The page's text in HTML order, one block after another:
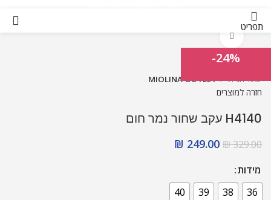
תפריט
-24%
לחץ להגדלה
עמוד הבית MIOLINA OUTLET
חזרה למוצרים
H4140 עקב שחור נמר חום
₪329.00
₪ 249.00
מידות
36
38
39
40